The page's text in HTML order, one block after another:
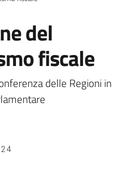
del
fiscale
delle Regioni in